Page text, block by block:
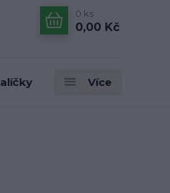
0 ks
0,00 Kč
Více